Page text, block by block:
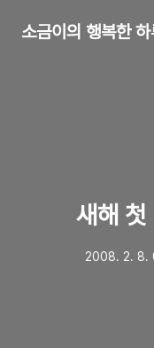
소금이의 행복한
새해 첫
2008. 2. 8.